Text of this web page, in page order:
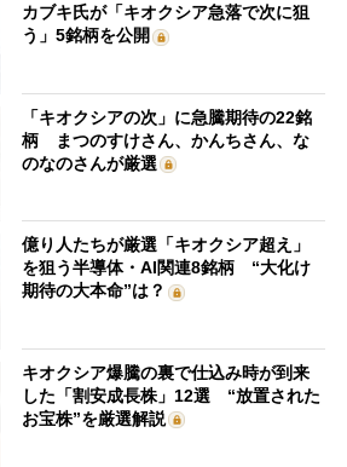
カブキ氏が「キオクシア急落で次に狙
う」5銘柄を公開
「キオクシアの次」に急騰期待の22銘
柄 まつのすけさん、かんちさん、な
のなのさんが厳選
億り人たちが厳選「キオクシア超え」
を狙う半導体・AI関連8銘柄 “大化け
期待の大本命”は？
キオクシア爆騰の裏で仕込み時が到来
した「割安成長株」12選 “放置された
お宝株”を厳選解説